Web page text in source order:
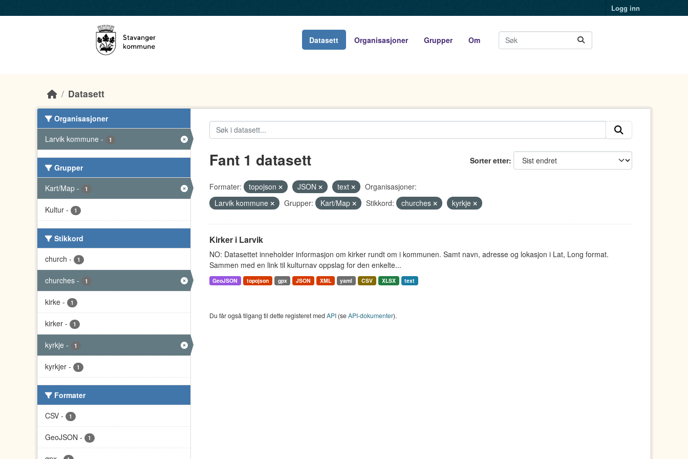
Logg inn
Datasett Organisasjoner Grupper Om
Datasett
Organisasjoner
Larvik kommune - 1
Grupper
Kart/Map - 1
Kultur - 1
Stikkord
church - 1
churches - 1
kirke - 1
kirker - 1
kyrkje - 1
kyrkjer - 1
Formater
CSV - 1
GeoJSON - 1
Sorter etter
Fant 1 datasett
Formater: topojson JSON text
Organisasjoner:
Larvik kommune
Grupper: Kart/Map Stikkord: churches kyrkje
Kirker i Larvik
NO: Datasettet inneholder informasjon om kirker rundt om i kommunen. Samt navn, adresse og lokasjon i Lat, Long format.
Sammen med en link til kulturnav oppslag for den enkelte...
GeoJSON topojson gpx JSON XML yaml CSV XLSX text
Du får også tilgang til dette registeret med API(seAPI-dokumenter).